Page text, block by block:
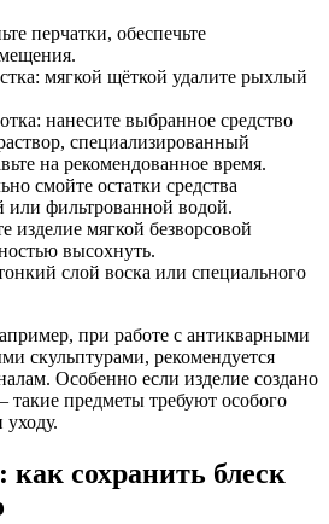
перчатки, обеспечьте
мягкой щёткой удалите рыхлый
нанесите выбранное средство
специализированный
на рекомендованное время.
смойте остатки средства
или фильтрованной водой.
изделие мягкой безворсовой
высохнуть.
слой воска или специального
при работе с антикварными
скульптурами, рекомендуется
Особенно если изделие создано
такие предметы требуют особого
уходу.
сохранить блеск